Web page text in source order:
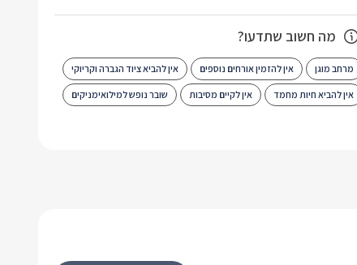
מה חשוב שתדעו?
מרחב מוגן אין להזמין אורחים נוספים אין להביא ציוד הגברה וקריוקי
אין להביא חיות מחמד אין לקיים מסיבות שובר נופש למילואימניקים